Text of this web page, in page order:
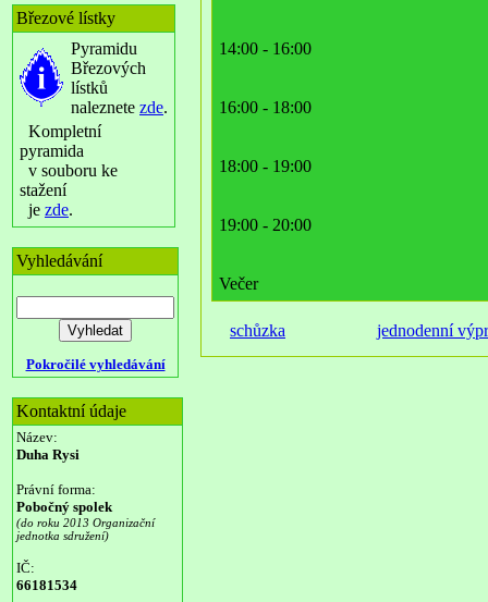
Březové lístky
Pyramidu
Březových
lístků
naleznete zde.
Kompletní
pyramida
v souboru ke
stažení
je zde.
Vyhledávání
Pokročilé vyhledávání
Kontaktní údaje
Název:
Duha Rysi
Právní forma:
Pobočný spolek
(do roku 2013 Organizační
jednotka sdružení)
IČ:
66181534
14:00 - 16:00
16:00 - 18:00
18:00 - 19:00
19:00 - 20:00
Večer
schůzka jednodenní